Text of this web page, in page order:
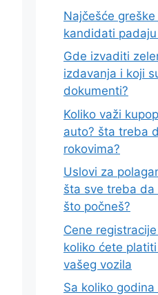
Najčešće
kandidati
Gde izvaditi
izdavanja i koji
dokumenti?
Koliko važi
auto? šta treba
rokovima?
Uslovi za
šta sve treba da
što počneš?
Cene
koliko ćete
vašeg vozila
Sa koliko